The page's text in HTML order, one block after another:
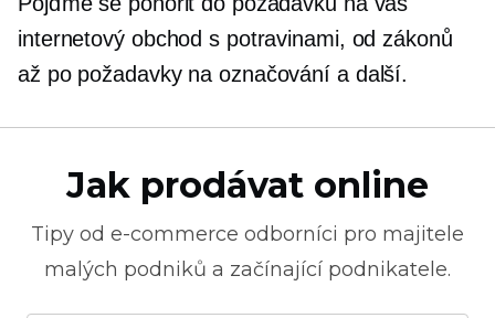
internetový obchod s potravinami, od zákonů
až po požadavky na označování a další.
Jak prodávat online
Tipy od e-commerce odborníci pro majitele
malých podniků a začínající podnikatele.